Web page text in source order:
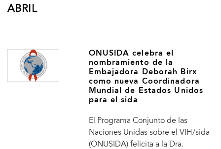
ABRIL
ONUSIDA celebra el
nombramiento de la
Embajadora Deborah Birx
como nueva Coordinadora
Mundial de Estados Unidos
para el sida
El Programa Conjunto de las
Naciones Unidas sobre el VIH/sida
(ONUSIDA) felicita a la Dra.